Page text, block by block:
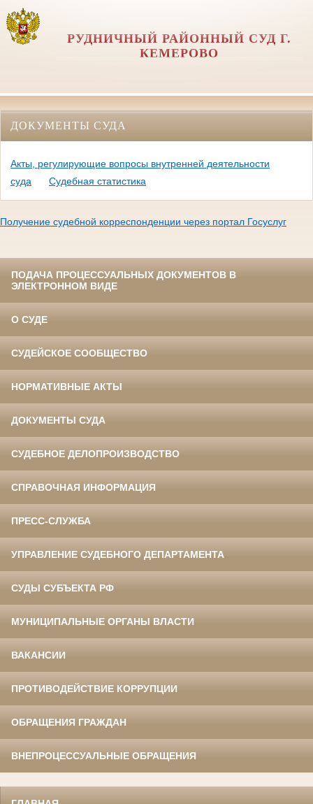
РУДНИЧНЫЙ РАЙОННЫЙ СУД Г.
КЕМЕРОВО
ДОКУМЕНТЫ СУДА
Акты, регулирующие вопросы внутренней деятельности
суда
Судебная статистика
Получение судебной корреспонденции через портал Госуслуг
ПОДАЧА ПРОЦЕССУАЛЬНЫХ ДОКУМЕНТОВ В
ЭЛЕКТРОННОМ ВИДЕ
О СУДЕ
СУДЕЙСКОЕ СООБЩЕСТВО
НОРМАТИВНЫЕ АКТЫ
ДОКУМЕНТЫ СУДА
СУДЕБНОЕ ДЕЛОПРОИЗВОДСТВО
СПРАВОЧНАЯ ИНФОРМАЦИЯ
ПРЕСС-СЛУЖБА
УПРАВЛЕНИЕ СУДЕБНОГО ДЕПАРТАМЕНТА
СУДЫ СУБЪЕКТА РФ
МУНИЦИПАЛЬНЫЕ ОРГАНЫ ВЛАСТИ
ВАКАНСИИ
ПРОТИВОДЕЙСТВИЕ КОРРУПЦИИ
ОБРАЩЕНИЯ ГРАЖДАН
ВНЕПРОЦЕССУАЛЬНЫЕ ОБРАЩЕНИЯ